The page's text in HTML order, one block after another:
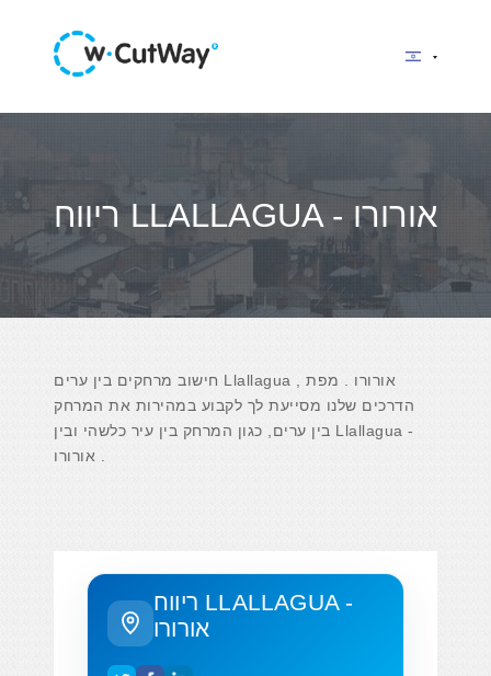
ריווח LLALLAGUA - אורורו
חישוב מרחקים בין ערים Llallagua , אורורו . מפת
הדרכים שלנו מסייעת לך לקבוע במהירות את המרחק
בין ערים, כגון המרחק בין עיר כלשהי ובין Llallagua -
ריווח LLALLAGUA -
אורורו